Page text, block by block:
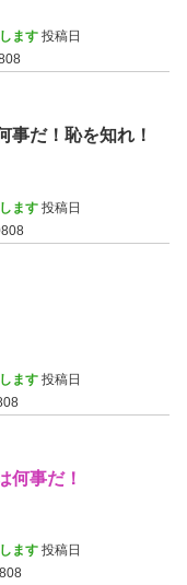
ます 投稿日
事だ！恥を知れ！
ます 投稿日
ます 投稿日
何事だ！
ます 投稿日